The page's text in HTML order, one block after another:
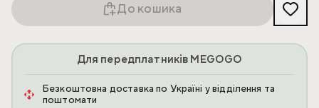
До кошика
Для передплатників MEGOGO
Безкоштовна доставка по Україні у відділення та
поштомати